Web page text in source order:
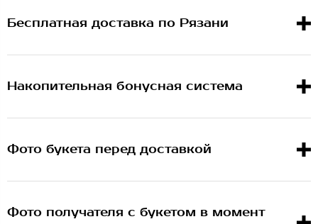
Бесплатная доставка по Рязани
Накопительная бонусная система
Фото букета перед доставкой
Фото получателя с букетом в момент